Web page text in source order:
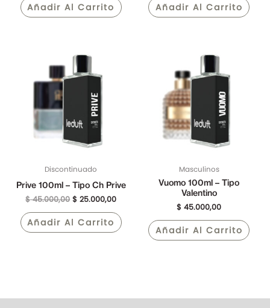
Añadir Al Carrito Añadir Al Carrito
Discontinuado
Prive 100ml – Tipo Ch Prive
$45.000,00
precio
original
era:
$ 45.000,00.
$ 25.000,00
Añadir Al Carrito
Masculinos
Vuomo 100ml – Tipo
Valentino
$ 45.000,00
Añadir Al Carrito